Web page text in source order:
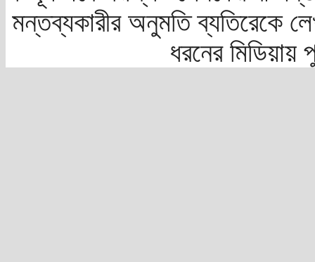
মন্তব্যকারীর অনুমতি ব্যতিরেকে
ধরনের মিডিয়ায়